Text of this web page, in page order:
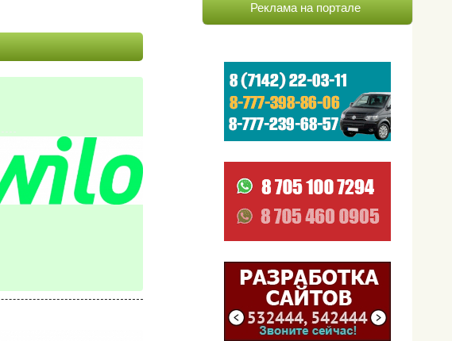
Реклама на портале